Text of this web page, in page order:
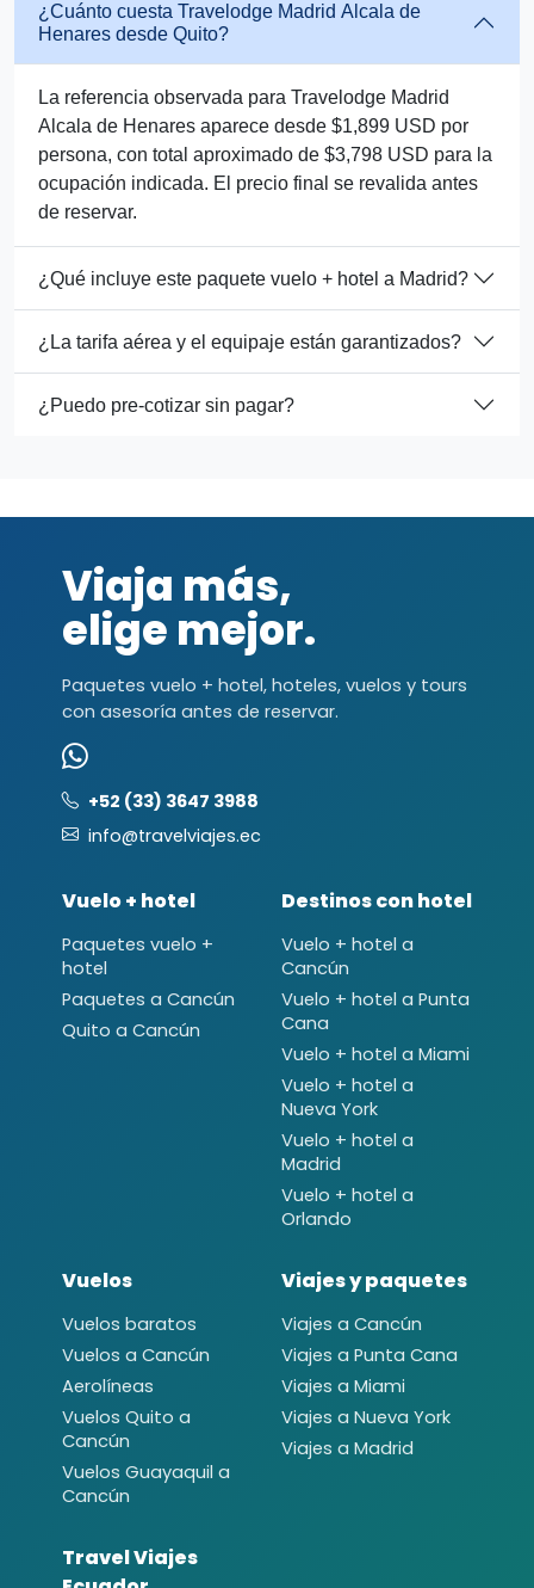
¿Cuánto cuesta Travelodge Madrid Alcala de
Henares desde Quito?
La referencia observada para Travelodge Madrid
Alcala de Henares aparece desde $1,899 USD por
persona, con total aproximado de $3,798 USD para la
ocupación indicada. El precio final se revalida antes
de reservar.
¿Qué incluye este paquete vuelo + hotel a Madrid?
¿La tarifa aérea y el equipaje están garantizados?
¿Puedo pre-cotizar sin pagar?
Viaja más,
elige mejor.
Paquetes vuelo + hotel, hoteles, vuelos y tours
con asesoría antes de reservar.
+52 (33) 3647 3988
info@travelviajes.ec
Vuelo + hotel
Paquetes vuelo +
hotel
Paquetes a Cancún
Quito a Cancún
Destinos con hotel
Vuelo + hotel a
Cancún
Vuelo + hotel a Punta
Cana
Vuelo + hotel a Miami
Vuelo + hotel a
Nueva York
Vuelo + hotel a
Madrid
Vuelo + hotel a
Orlando
Vuelos
Vuelos baratos
Vuelos a Cancún
Aerolíneas
Vuelos Quito a
Cancún
Vuelos Guayaquil a
Cancún
Viajes y paquetes
Viajes a Cancún
Viajes a Punta Cana
Viajes a Miami
Viajes a Nueva York
Viajes a Madrid
Travel Viajes